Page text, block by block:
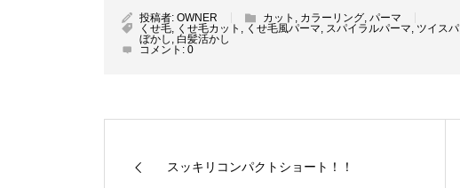
投稿者: OWNER カット カラーリング パーマ
くせ毛
くせ毛カット くせ毛風パーマ スパイラルパーマ ツイスパ
ぼかし
白髪活かし
コメント: 0
スッキリコンパクトショート！！